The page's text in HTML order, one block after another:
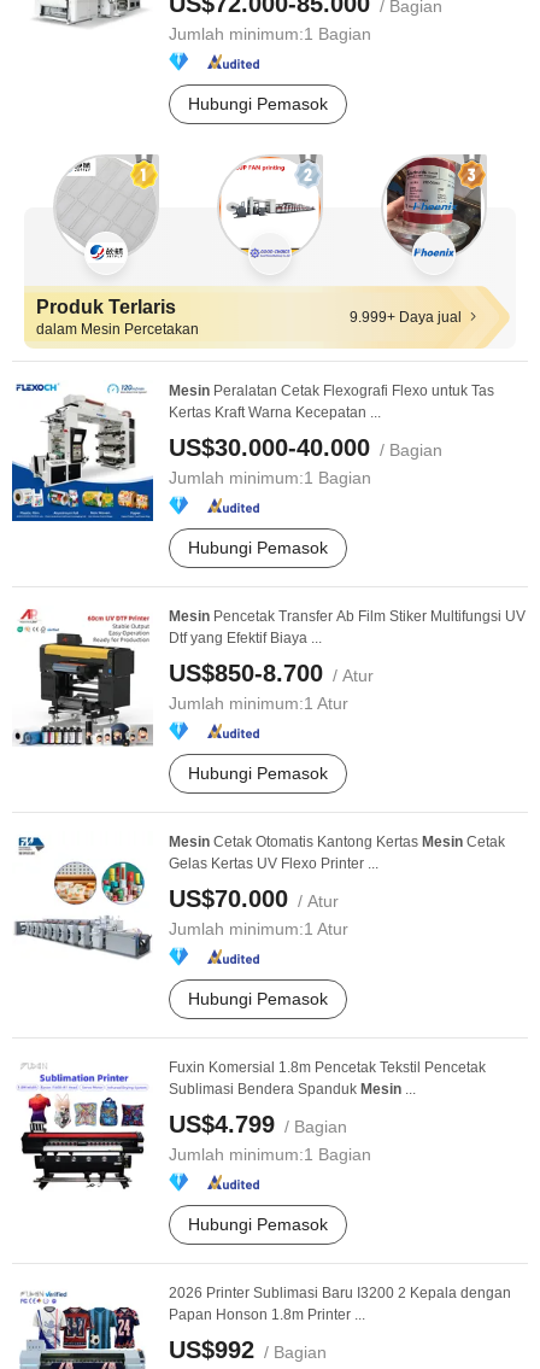
/ Bagian
Jumlah minimum:1 Bagian
Hubungi Pemasok
Produk Terlaris
dalam Mesin Percetakan
9.999+ Daya jual
Mesin Peralatan Cetak Flexografi Flexo untuk Tas
Kertas Kraft Warna Kecepatan ...
US$30.000-40.000 / Bagian
Jumlah minimum:1 Bagian
Hubungi Pemasok
Mesin Pencetak Transfer Ab Film Stiker Multifungsi UV
Dtf yang Efektif Biaya ...
US$850-8.700 / Atur
Jumlah minimum:1 Atur
Hubungi Pemasok
Mesin Cetak Otomatis Kantong Kertas Mesin Cetak
Gelas Kertas UV Flexo Printer ...
US$70.000 / Atur
Jumlah minimum:1 Atur
Hubungi Pemasok
Fuxin Komersial 1.8m Pencetak Tekstil Pencetak
Sublimasi Bendera Spanduk Mesin ...
US$4.799 / Bagian
Jumlah minimum:1 Bagian
Hubungi Pemasok
2026 Printer Sublimasi Baru I3200 2 Kepala dengan
Papan Honson 1.8m Printer ...
US$992 / Bagian